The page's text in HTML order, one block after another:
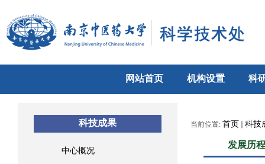
网站首页 机构设置 科
科技成果
中心概况
当前位置: 首页 科技
发展历程